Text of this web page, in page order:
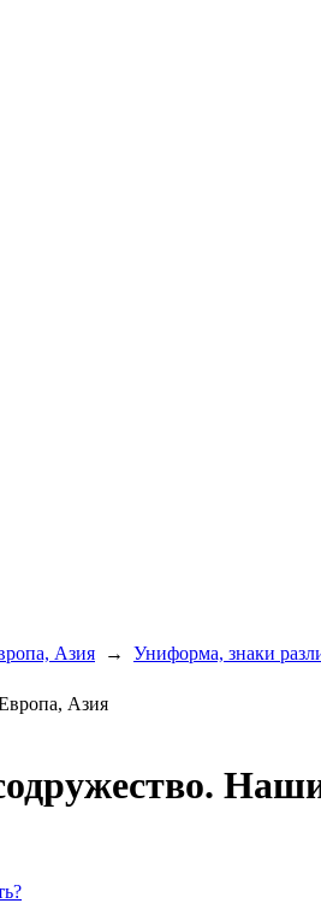
Азия → Униформа, знаки
Азия